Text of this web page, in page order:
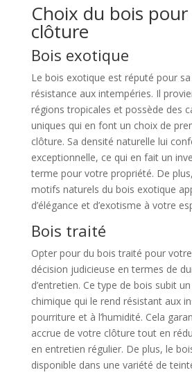
Choix du bois
clôture
Bois exotique
Le bois exotique est réputé pour
résistance aux intempéries. Il
régions tropicales et possède des
uniques qui en font un choix de
clôture. Sa densité naturelle lui
exceptionnelle, ce qui en fait un
terme pour votre propriété. De
motifs naturels du bois exotique
d’élégance et d’exotisme à votre
Bois traité
Opter pour du bois traité pour
décision judicieuse en termes de
d’entretien. Ce type de bois subit
chimique qui le rend résistant aux
pourriture et à l’humidité. Cela
accrue de votre clôture tout en
en entretien régulier. De plus, le
disponible dans une variété de